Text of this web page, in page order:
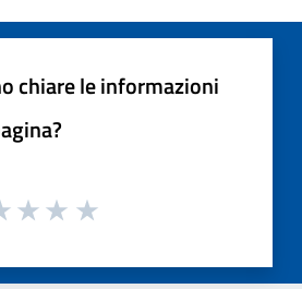
chiare le informazioni